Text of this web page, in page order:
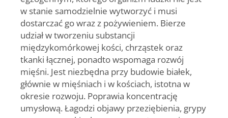
w stanie samodzielnie wytworzyć i musi
dostarczać go wraz z pożywieniem. Bierze
udział w tworzeniu substancji
międzykomórkowej kości, chrząstek oraz
tkanki łącznej, ponadto wspomaga rozwój
mięśni. Jest niezbędna przy budowie białek,
głównie w mięśniach i w kościach, istotna w
okresie rozwoju. Poprawia koncentrację
umysłową. Łagodzi objawy przeziębienia, grypy